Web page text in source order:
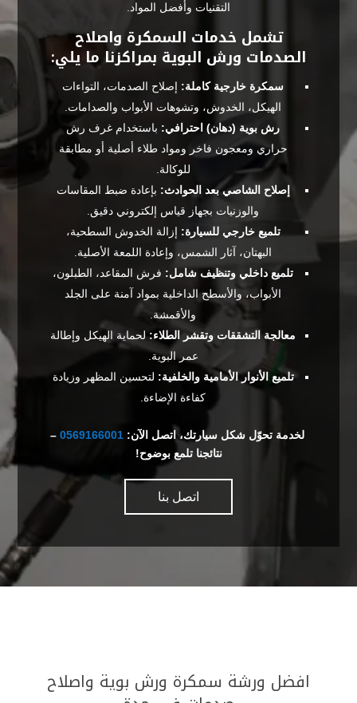
التقنيات وأفضل المواد.
تشمل خدمات السمكرة واصلاح
الصدمات ورش البوية بمراكزنا ما يلي:
سمكرة خارجية كاملة: إصلاح الصدمات، التواءات
الهيكل، الخدوش، وتشوهات الأبواب والصدامات.
رش بوية (دهان) احترافي: باستخدام غرف رش
حراري ومعجون فاخر ومواد طلاء أصلية أو مطابقة
للوكالة.
إصلاح الشاصي بعد الحوادث: بإعادة ضبط المقاسات
والوزنيات بجهاز قياس إلكتروني دقيق.
تلميع خارجي للسيارة: إزالة الخدوش السطحية،
البهتان، آثار الشمس، وإعادة اللمعة الأصلية.
تلميع داخلي وتنظيف شامل: فرش المقاعد، الطبلون،
الأبواب، والأسطح الداخلية بمواد آمنة على الجلد
والأقمشة.
معالجة التشققات وتقشر الطلاء:لحماية الهيكل وإطالة
عمر البوية.
تلميع الأنوار الأمامية والخلفية: لتحسين المظهر وزيادة
كفاءة الإضاءة.
لخدمة تحوّل شكل سيارتك، اتصل الآن:0569166001
–
نتائجنا تلمع بوضوح!
اتصل بنا
افضل ورشة سمكرة ورش بوية واصلاح